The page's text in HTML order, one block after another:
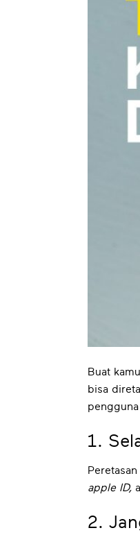
Buat
bisa
1.
apple ID,
2.